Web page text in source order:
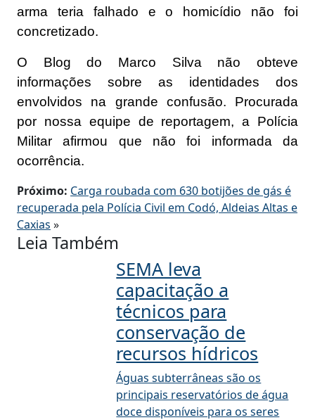
arma teria falhado e o homicídio não foi
concretizado.
O Blog do Marco Silva não obteve
informações sobre as identidades dos
envolvidos na grande confusão. Procurada
por nossa equipe de reportagem, a Polícia
Militar afirmou que não foi informada da
ocorrência.
Próximo: Carga roubada com 630 botijões de gás é
recuperada pela Polícia Civil em Codó, Aldeias Altas e
Caxias »
Leia Também
SEMA leva
capacitação a
técnicos para
conservação de
recursos hídricos
Águas subterrâneas são os
principais reservatórios de água
doce disponíveis para os seres